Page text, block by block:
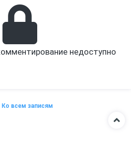
недоступно
Ко всем записям